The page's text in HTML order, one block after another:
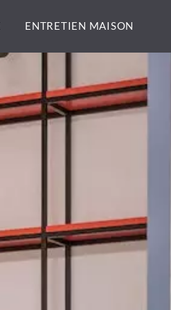
ENTRETIEN MAISON